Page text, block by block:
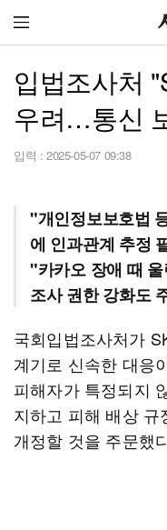
입법조사처
우려…통신
입력 : 2025-05-07 09:38
"개인정보보호법
에 인과관계 추정
"카카오 장애 때
조사 권한 강화도
국회입법조사처가
계기로 신속한 대응
피해자가 특정되지
지하고 피해 배상
개정할 것을 주문했